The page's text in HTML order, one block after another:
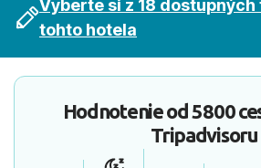
Vyberte si z 18
tohto hotela
Hodnotenie od5800
Tripadvisoru